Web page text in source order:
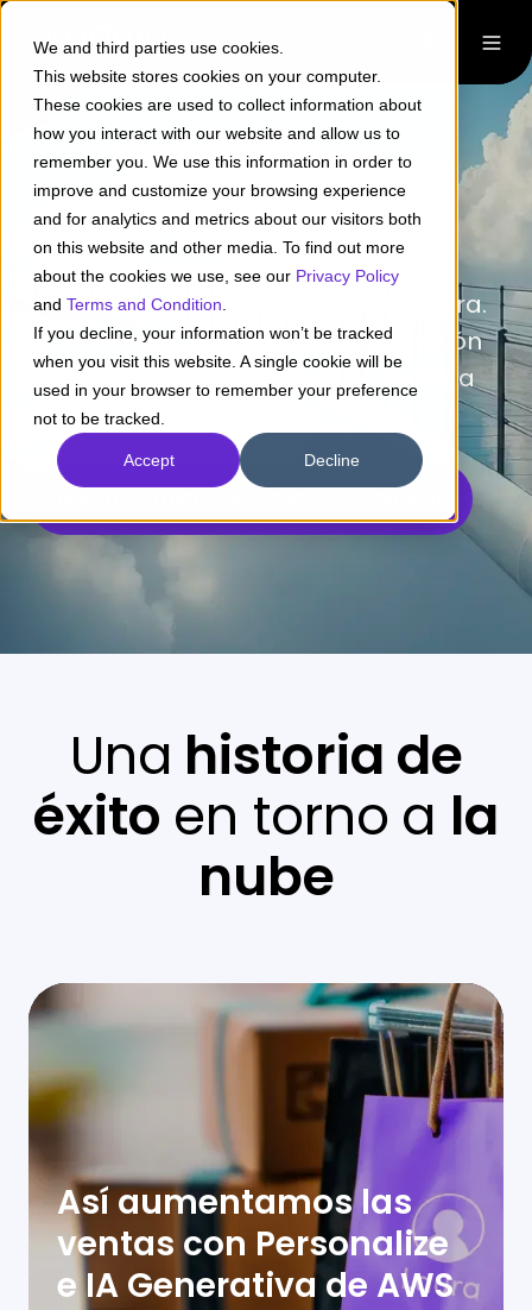
We and third parties use cookies.
This website stores cookies on your computer.
These cookies are used to collect information about
how you interact with our website and allow us to
remember you. We use this information in order to
improve and customize your browsing experience
and for analytics and metrics about our visitors both
on this website and other media. To find out more
about the cookies we use, see our Privacy Policy
and Terms and Condition
If you decline, your information won’t be tracked
when you visit this website. A single cookie will be
used in your browser to remember your preference
not to be tracked.
Accept Decline
Cloud Bridge
Migramos y modernizamos tus
sistemas en la nube de forma segura.
Validamos y ejecutamos la transición
completa para que operes de forma
estable y eficiente.
Una historia de
éxito en torno a la
nube
Así aumentamos las
ventas con Personalize
e IA Generativa de AWS